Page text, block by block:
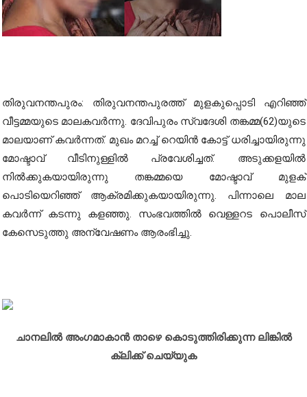
തിരുവനന്തപുരം: തിരുവനന്തപുരത്ത് മുളകുപ്പൊടി എറിഞ്ഞ്
വീട്ടമ്മയുടെ മാലകവർന്നു. ദേവിപുരം സ്വദേശി തങ്കമ്മ(62)യുടെ
മാലയാണ് കവർന്നത്. മുഖം മറച്ച് റെയിൻ കോട്ട് ധരിച്ചായിരുന്നു
മോഷ്ടാവ് വീടിനുള്ളിൽ പ്രവേശിച്ചത്. അടുക്കളയിൽ
നിൽക്കുകയായിരുന്നു തങ്കമ്മയെ മോഷ്ടാവ് മുളക്
പൊടിയെറിഞ്ഞ് ആക്രമിക്കുകയായിരുന്നു. പിന്നാലെ മാല
കവർന്ന് കടന്നു കളഞ്ഞു. സംഭവത്തിൽ വെള്ളറട പൊലീസ്
കേസെടുത്തു അന്വേഷണം ആരംഭിച്ചു.
ചാനലിൽ അംഗമാകാൻ താഴെ കൊടുത്തിരിക്കുന്ന ലിങ്കിൽ
ക്ലിക്ക് ചെയ്യുക